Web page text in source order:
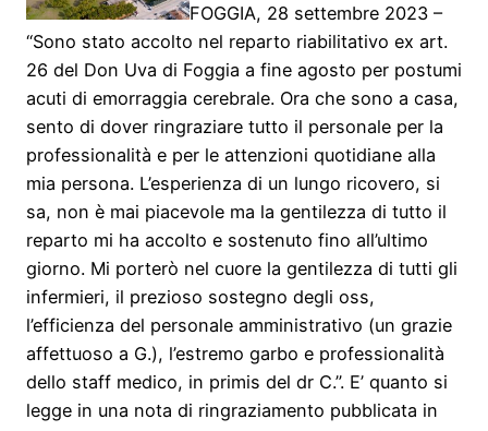
FOGGIA, 28 settembre 2023 –
“Sono stato accolto nel reparto riabilitativo ex art.
26 del Don Uva di Foggia a fine agosto per postumi
acuti di emorraggia cerebrale. Ora che sono a casa,
sento di dover ringraziare tutto il personale per la
professionalità e per le attenzioni quotidiane alla
mia persona. L’esperienza di un lungo ricovero, si
sa, non è mai piacevole ma la gentilezza di tutto il
reparto mi ha accolto e sostenuto fino all’ultimo
giorno. Mi porterò nel cuore la gentilezza di tutti gli
infermieri, il prezioso sostegno degli oss,
l’efficienza del personale amministrativo (un grazie
affettuoso a G.), l’estremo garbo e professionalità
dello staff medico, in primis del dr C.”. E’ quanto si
legge in una nota di ringraziamento pubblicata in